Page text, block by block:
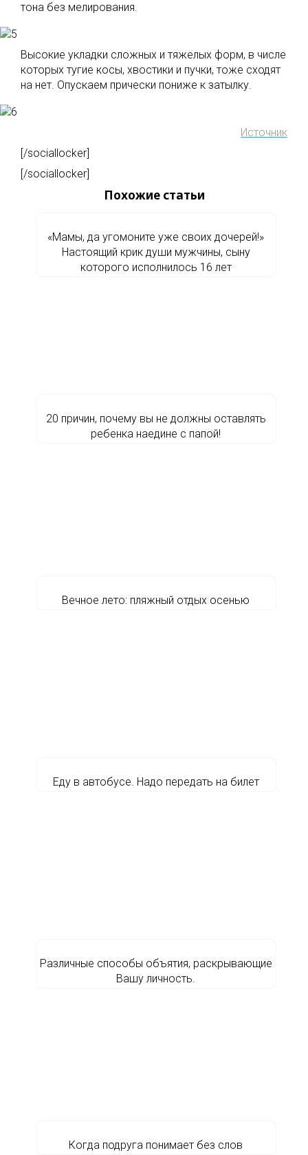
тона без мелирования.
Высокие укладки сложных и тяжелых форм, в числе
которых тугие косы, хвостики и пучки, тоже сходят
на нет. Опускаем прически пониже к затылку.
Источник
[/sociallocker]
[/sociallocker]
Похожие статьи
«Мамы, да угомоните уже своих дочерей!»
Настоящий крик души мужчины, сыну
которого исполнилось 16 лет
20 причин, почему вы не должны оставлять
ребенка наедине с папой!
Вечное лето: пляжный отдых осенью
Еду в автобусе. Надо передать на билет
Различные способы объятия, раскрывающие
Вашу личность.
Когда подруга понимает без слов